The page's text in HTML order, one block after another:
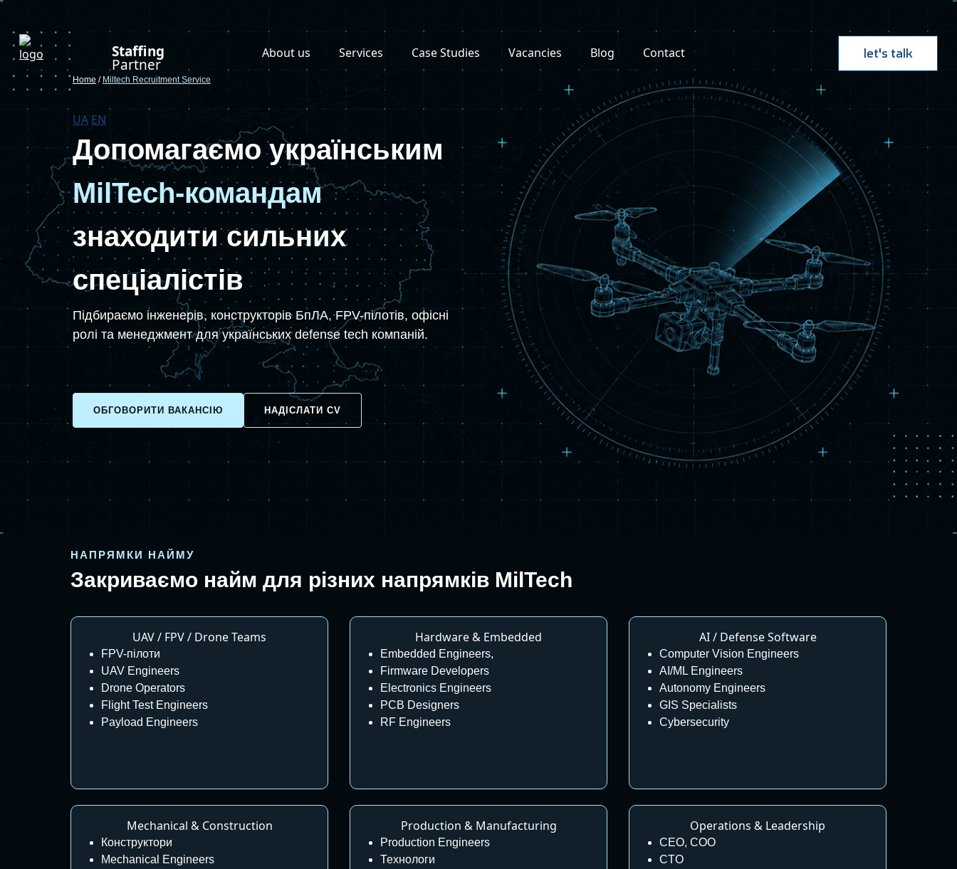
Staffing
Partner
About us Services Case Studies Vacancies Blog Contact let's talk
Home / Miltech Recruitment Service
UA EN
Допомагаємо українським
MilTech-командам
знаходити сильних
спеціалістів
Підбираємо інженерів, конструкторів БпЛА, FPV-пілотів, офісні
ролі та менеджмент для українських defense tech компаній.
ОБГОВОРИТИ ВАКАНСІЮ НАДІCЛАТИ CV
НАПРЯМКИ НАЙМУ
Закриваємо найм для різних напрямків MilTech
UAV / FPV / Drone Teams
FPV-пілоти
UAV Engineers
Drone Operators
Flight Test Engineers
Payload Engineers
Hardware & Embedded
Embedded Engineers,
Firmware Developers
Electronics Engineers
PCB Designers
RF Engineers
AI / Defense Software
Computer Vision Engineers
AI/ML Engineers
Autonomy Engineers
GIS Specialists
Cybersecurity
Mechanical & Construction
Конструктори
Mechanical Engineers
Production & Manufacturing
Production Engineers
Технологи
Operations & Leadership
CEO, COO
CTO